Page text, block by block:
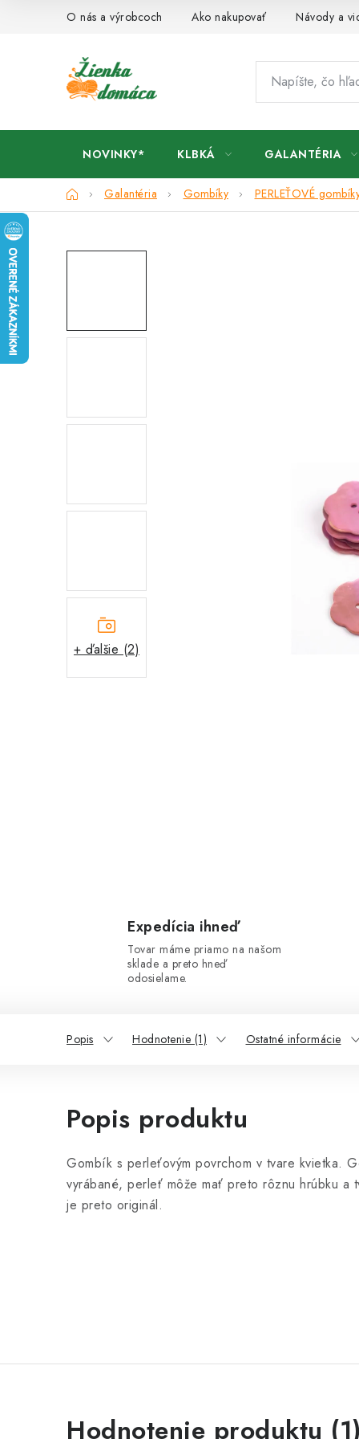
O nás a výrobcoch Ako nakupovať Návody a
NOVINKY* KLBKÁ GALANTÉRIA
DomovGalantéria Gombíky PERLEŤOVÉ
+ ďalšie (2)
Expedícia ihneď
Tovar máme priamo na našom
sklade a preto hneď
odosielame.
Popis Hodnotenie (1) Ostatné informácie
Popis produktu
Gombík s perleťovým povrchom v tvare kvietka.
vyrábané, perleť môže mať preto rôznu hrúbku a
je preto originál.
Hodnotenie produktu (1)
V